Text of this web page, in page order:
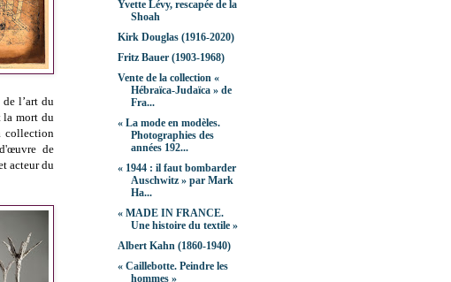
de l’art du
la mort du
collection
de
acteur du
Yvette Lévy, rescapée de la
Shoah
Kirk Douglas (1916-2020)
Fritz Bauer (1903-1968)
Vente de la collection «
Hébraïca-Judaïca » de
Fra...
« La mode en modèles.
Photographies des
années 192...
« 1944 : il faut bombarder
Auschwitz » par Mark
Ha...
« MADE IN FRANCE.
Une histoire du textile »
Albert Kahn (1860-1940)
« Caillebotte. Peindre les
hommes »